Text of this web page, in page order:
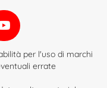
su Instagram
Infoelba su YouTube
per l'uso di marchi
errate